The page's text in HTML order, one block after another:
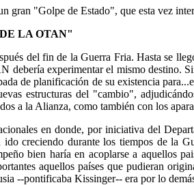
gran "Golpe de Estado", que esta vez
LA OTAN"
del fin de la Guerra Fria. Hasta se
debería experimentar el mismo destino.
de planificación de su existencia
estructuras del "cambio",
a la Alianza, como también con los
en donde, por iniciativa del
creciendo durante los tiempos de la
bien haría en acoplarse a aquellos
aquellos países que pudieran
--pontificaba Kissinger-- era por lo